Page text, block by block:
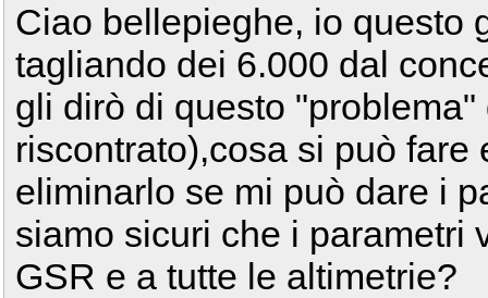
Ciao bellepieghe, io questo
tagliando dei 6.000 dal
gli dirò di questo
riscontrato),cosa si può
eliminarlo se mi può dare i
siamo sicuri che i parametri
GSR e a tutte le altimetrie?